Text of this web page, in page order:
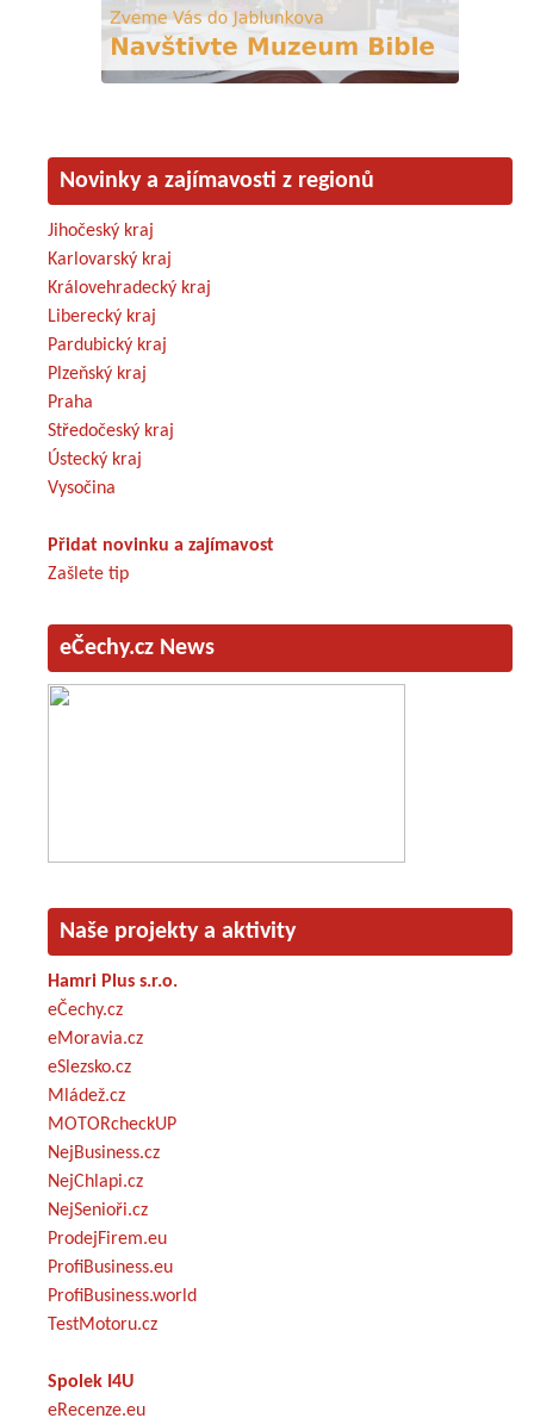
Novinky a zajímavosti z regionů
Jihočeský kraj
Karlovarský kraj
Královehradecký kraj
Liberecký kraj
Pardubický kraj
Plzeňský kraj
Praha
Středočeský kraj
Ústecký kraj
Vysočina
Přidat novinku a zajímavost
Zašlete tip
eČechy.cz News
Naše projekty a aktivity
Hamri Plus s.r.o.
eČechy.cz
eMoravia.cz
eSlezsko.cz
Mládež.cz
MOTORcheckUP
NejBusiness.cz
NejChlapi.cz
NejSenioři.cz
ProdejFirem.eu
ProfiBusiness.eu
ProfiBusiness.world
TestMotoru.cz
Spolek I4U
eRecenze.eu